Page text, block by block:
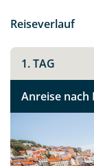
Reiseverlauf
1. TAG
Anreise nach